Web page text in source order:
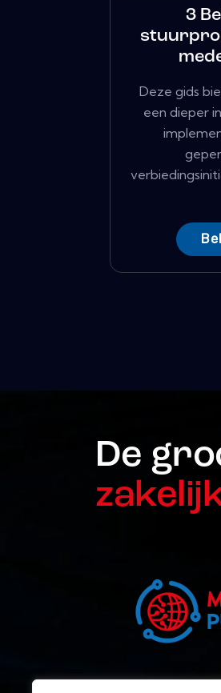
3
Deze gids
een dieper
De